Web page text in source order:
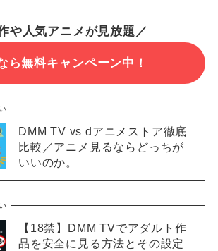
や人気アニメが見放題／
ら無料キャンペーン中！
DMM TV vs dアニメストア徹底
比較／アニメ見るならどっちが
いいのか。
【18禁】DMM TVでアダルト作
品を安全に見る方法とその設定